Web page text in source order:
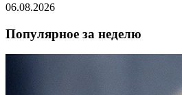
06.08.2026
Популярное за неделю